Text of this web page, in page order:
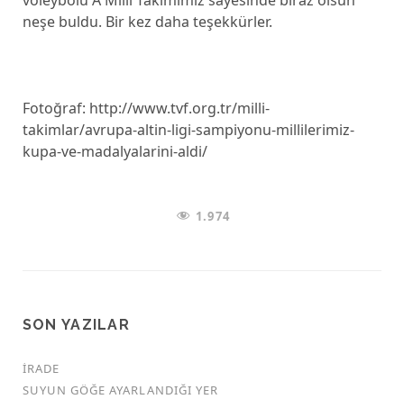
neşe buldu. Bir kez daha teşekkürler.
Fotoğraf: http://www.tvf.org.tr/milli-
takimlar/avrupa-altin-ligi-sampiyonu-millilerimiz-
kupa-ve-madalyalarini-aldi/
1.974
SON YAZILAR
İRADE
SUYUN GÖĞE AYARLANDIĞI YER